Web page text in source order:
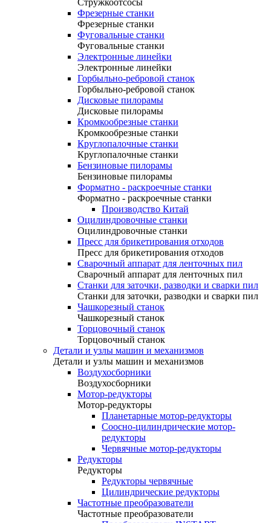
Стружкоотсосы
Фрезерные станки
Фрезерные станки
Фуговальные станки
Фуговальные станки
Электронные линейки
Электронные линейки
Горбыльно-ребровой станок
Горбыльно-ребровой станок
Дисковые пилорамы
Дисковые пилорамы
Кромкообрезные станки
Кромкообрезные станки
Круглопалочные станки
Круглопалочные станки
Бензиновые пилорамы
Бензиновые пилорамы
Форматно - раскроечные станки
Форматно - раскроечные станки
Производство Китай
Оцилиндровочные станки
Оцилиндровочные станки
Пресс для брикетирования отходов
Пресс для брикетирования отходов
Сварочный аппарат для ленточных пил
Сварочный аппарат для ленточных пил
Станки для заточки, разводки и сварки пил
Станки для заточки, разводки и сварки пил
Чашкорезный станок
Чашкорезный станок
Торцовочный станок
Торцовочный станок
Детали и узлы машин и механизмов
Детали и узлы машин и механизмов
Воздухосборники
Воздухосборники
Мотор-редукторы
Мотор-редукторы
Планетарные мотор-редукторы
Соосно-цилиндрические мотор-
редукторы
Червячные мотор-редукторы
Редукторы
Редукторы
Редукторы червячные
Цилиндрические редукторы
Частотные преобразователи
Частотные преобразователи